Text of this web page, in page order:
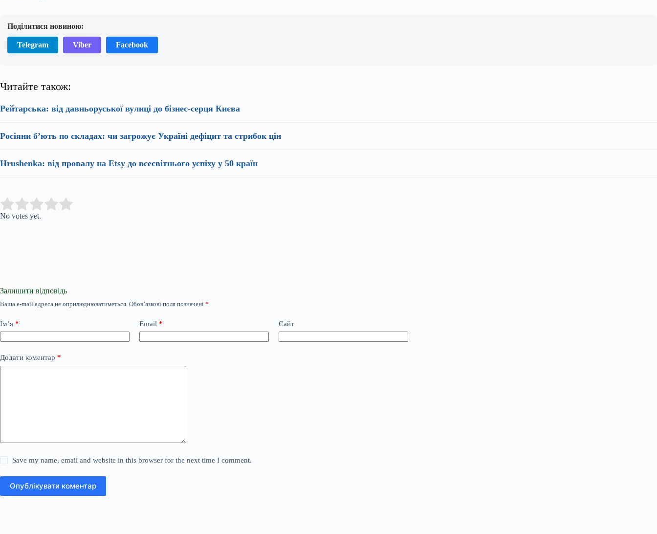
Поділитися новиною:
Telegram Viber Facebook
Читайте також:
Рейтарська: від давньоруської вулиці до бізнес-серця Києва
Росіяни б’ють по складах: чи загрожує Україні дефіцит та стрибок цін
Hrushenka: від провалу на Etsy до всесвітнього успіху у 50 країн
Rate this item:
No votes yet.
Залишити відповідь
Ваша e-mail адреса не оприлюднюватиметься. Обов’язкові поля позначені *
Ім’я * Email * Сайт
Додати коментар *
Save my name, email and website in this browser for the next time I comment.
Опублікувати коментар